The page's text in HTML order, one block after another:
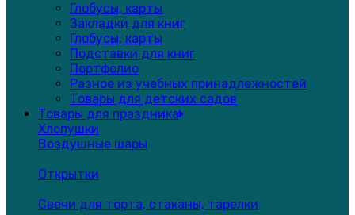
Глобусы, карты
Закладки для книг
Глобусы, карты
Подставки для книг
Портфолио
Разное из учебных принадлежностей
Товары для детских садов
Товары для праздника
Хлопушки
Воздушные шары
Открытки
Свечи для торта, стаканы, тарелки